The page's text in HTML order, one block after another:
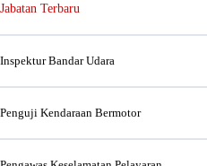
Jabatan Terbaru
Inspektur Bandar Udara
Penguji Kendaraan Bermotor